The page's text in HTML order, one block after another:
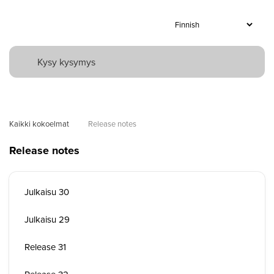
Kaikki kokoelmat Release notes
Release notes
Julkaisu 30
Julkaisu 29
Release 31